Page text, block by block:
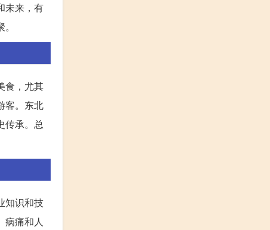
未来，有
食，尤其
客。东北
传承。总
知识和技
病痛和人